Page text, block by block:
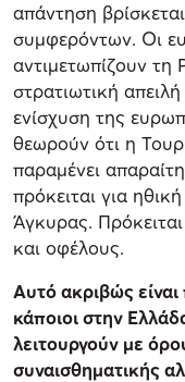
απάντηση
συμφερόντων. Οι
αντιμετωπίζουν
στρατιωτική
ενίσχυση της
θεωρούν ότι η
παραμένει
πρόκειται για
Άγκυρας.
και οφέλους.
Αυτό ακριβώς
κάποιοι στην
λειτουργούν με
συναισθηματικής